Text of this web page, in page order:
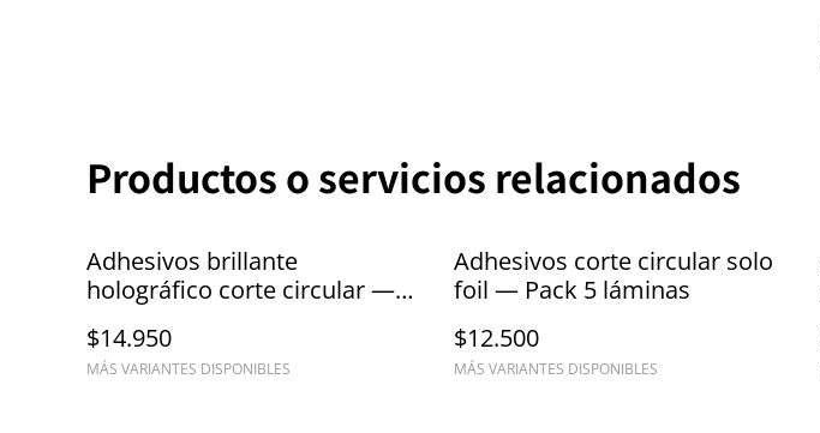
Productos o servicios relacionados
Adhesivos brillante
holográfico corte circular —
$14.950
MÁS VARIANTES DISPONIBLES
Adhesivos corte circular solo
foil — Pack 5 láminas
$12.500
MÁS VARIANTES DISPONIBLES